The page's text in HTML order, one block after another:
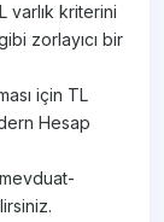
varlık kriterini
zorlayıcı bir
için TL
Hesap